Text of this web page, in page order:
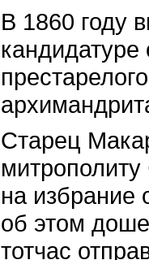
В 1860 году
Старец
на избрание
об этом
тотчас